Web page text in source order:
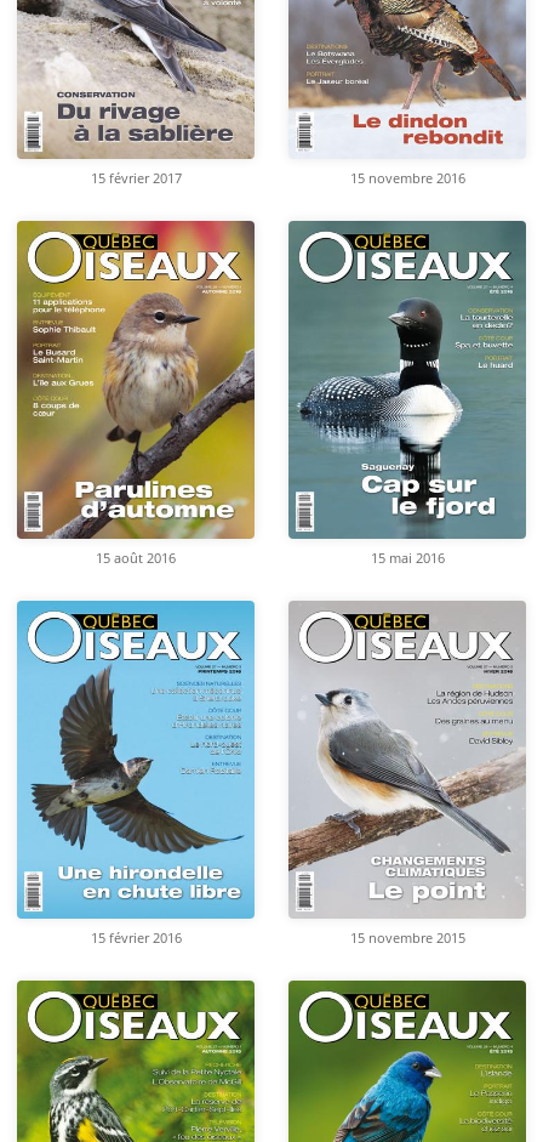
15 février 2017 15 novembre 2016
15 août 2016 15 mai 2016
15 février 2016 15 novembre 2015